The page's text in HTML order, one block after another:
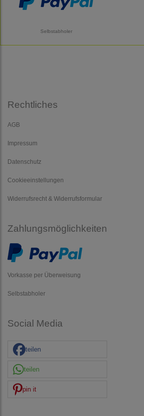
Selbstabholer
Rechtliches
AGB
Impressum
Datenschutz
Cookieeinstellungen
Widerrufsrecht & Widerrufsformular
Zahlungsmöglichkeiten
Vorkasse per Überweisung
Selbstabholer
Social Media
teilen
teilen
pin it